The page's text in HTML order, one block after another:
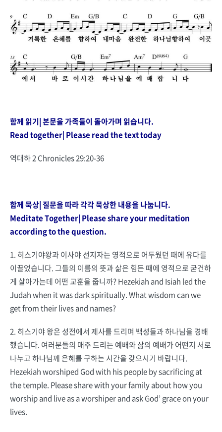
함께 읽기| 본문을 가족들이 돌아가며 읽습니다.
Read together| Please read the text today
역대하 2 Chronicles 29:20-36
함께 묵상| 질문을 따라 각각 묵상한 내용을 나눕니다.
Meditate Together| Please share your meditation
according to the question.
1. 히스기야왕과 이사야 선지자는 영적으로 어두웠던 때에 유다를
이끌었습니다. 그들의 이름의 뜻과 삶은 힘든 때에 영적으로 굳건하
게 살아가는데 어떤 교훈을 줍니까? Hezekiah and Isiah led the
Judah when it was dark spiritually. What wisdom can we
get from their lives and names?
2. 히스기야 왕은 성전에서 제사를 드리며 백성들과 하나님을 경배
했습니다. 여러분들의 매주 드리는 예배와 삶의 예배가 어떤지 서로
나누고 하나님께 은혜를 구하는 시간을 갖으시기 바랍니다.
Hezekiah worshiped God with his people by sacrificing at
the temple. Please share with your family about how you
worship and live as a worshiper and ask God’ grace on your
lives.